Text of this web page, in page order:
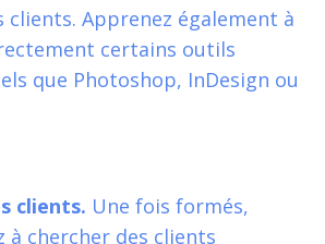
clients. Apprenez également à
certains outils
que Photoshop, InDesign ou
clients. Une fois formés,
à chercher des clients